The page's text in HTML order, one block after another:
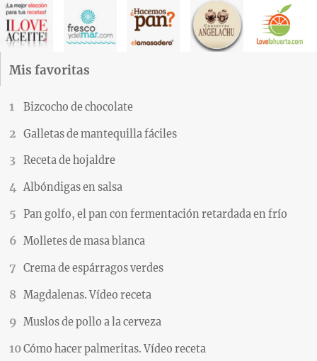
Mis favoritas
Bizcocho de chocolate
Galletas de mantequilla fáciles
Receta de hojaldre
Albóndigas en salsa
Pan golfo, el pan con fermentación retardada en frío
Molletes de masa blanca
Crema de espárragos verdes
Magdalenas. Vídeo receta
Muslos de pollo a la cerveza
Cómo hacer palmeritas. Vídeo receta